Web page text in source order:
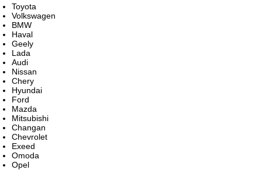
VOLVO
Toyota
Volkswagen
BMW
Haval
Geely
Lada
Audi
Nissan
Chery
Hyundai
Ford
Mazda
Mitsubishi
Changan
Chevrolet
Exeed
Omoda
Opel